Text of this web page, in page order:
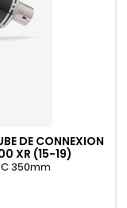
DE CONNEXION
XR (15-19)
350mm